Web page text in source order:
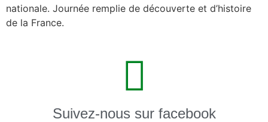
nationale. Journée remplie de découverte et d’histoire
de la France.
Suivez-nous sur facebook